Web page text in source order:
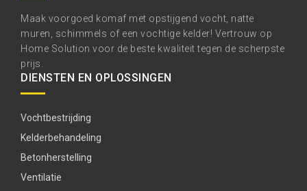
Maak voorgoed komaf met opstijgend vocht, natte
muren, schimmels of een vochtige kelder! Vertrouw op
Home Solution voor de beste kwaliteit tegen de scherpste
prijs.
DIENSTEN EN OPLOSSINGEN
Vochtbestrijding
Kelderbehandeling
Betonherstelling
Ventilatie